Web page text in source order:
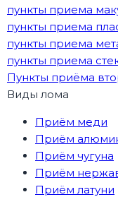
пункты приема
пункты приема
пункты приема
пункты приема
Пункты приёма
Виды лома
Приём меди
Приём
Приём чугуна
Приём
Приём латуни